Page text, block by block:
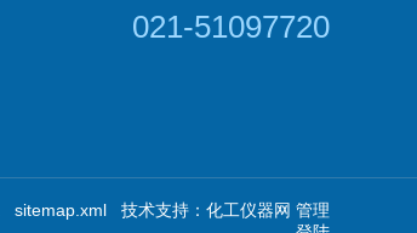
021-51097720
sitemap.xml 技术支持： 化工仪器网 管理